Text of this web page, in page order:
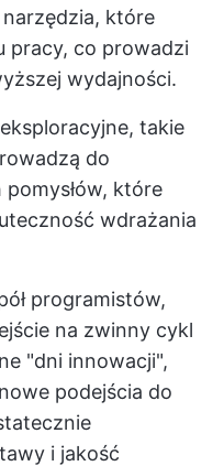
które
pracy, co prowadzi
wydajności.
eksploracyjne, takie
do
które
wdrażania
programistów,
na zwinny cykl
"dni innowacji",
podejścia do
i jakość